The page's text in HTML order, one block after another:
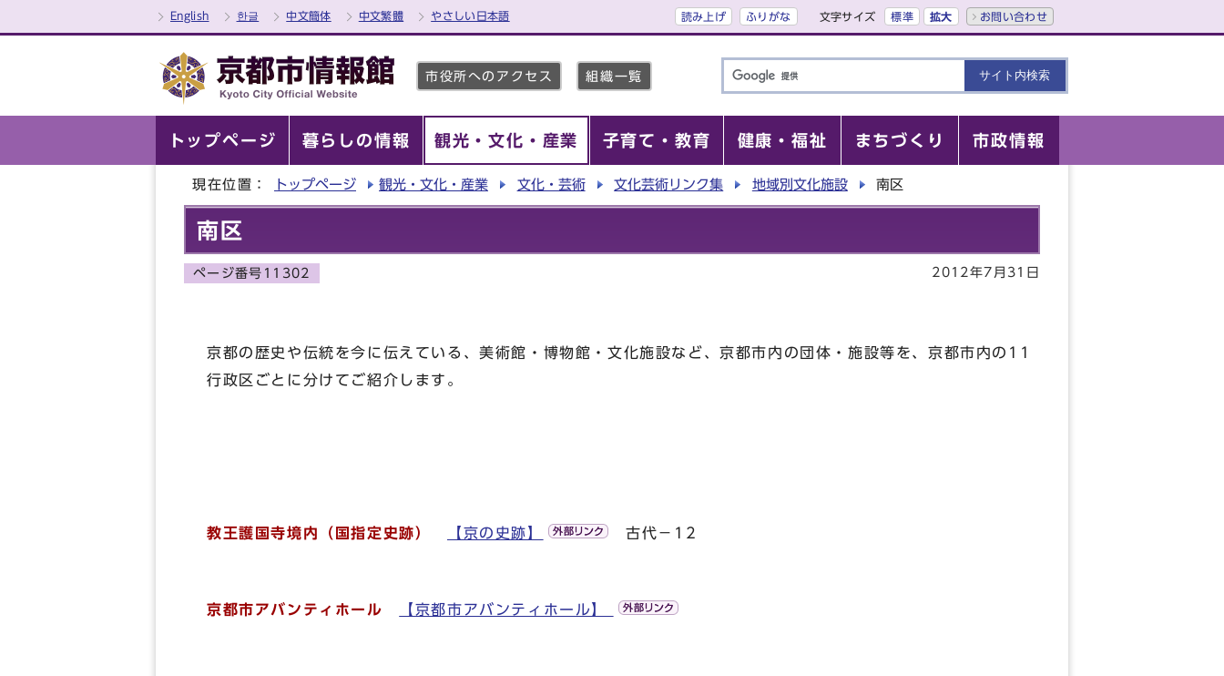
English 한글 中文簡体 中文繁體 やさしい日本語 読み上げ ふりがな 文字サイズ 標準 拡大 お問い合わせ
市役所へのアクセス 組織一覧
トップページ 暮らしの情報 観光・文化・産業 子育て・教育 健康・福祉 まちづくり 市政情報
現在位置： トップページ 観光・文化・産業 文化・芸術 文化芸術リンク集 地域別文化施設 南区
南区
ページ番号11302 2012年7月31日
京都の歴史や伝統を今に伝えている、美術館・博物館・文化施設など、京都市内の団体・施設等を、京都市内の11
行政区ごとに分けてご紹介します。
教王護国寺境内（国指定史跡） 【京の史跡】 古代－12
京都市アバンティホール 【京都市アバンティホール】